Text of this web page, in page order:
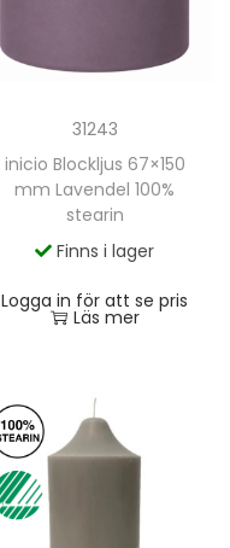
31243
inicio Blockljus 67×150
mm Lavendel 100%
stearin
Finns i lager
Logga in för att se pris
Läs mer